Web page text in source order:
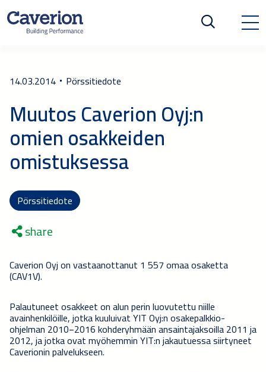
14.03.2014 Pörssitiedote
Muutos Caverion Oyj:n
omien osakkeiden
omistuksessa
Pörssitiedote
share
Caverion Oyj on vastaanottanut 1 557 omaa osaketta
(CAV1V).
Palautuneet osakkeet on alun perin luovutettu niille
avainhenkilöille, jotka kuuluivat YIT Oyj:n osakepalkkio-
ohjelman 2010−2016 kohderyhmään ansaintajaksoilla 2011 ja
2012, ja jotka ovat myöhemmin YIT:n jakautuessa siirtyneet
Caverionin palvelukseen.